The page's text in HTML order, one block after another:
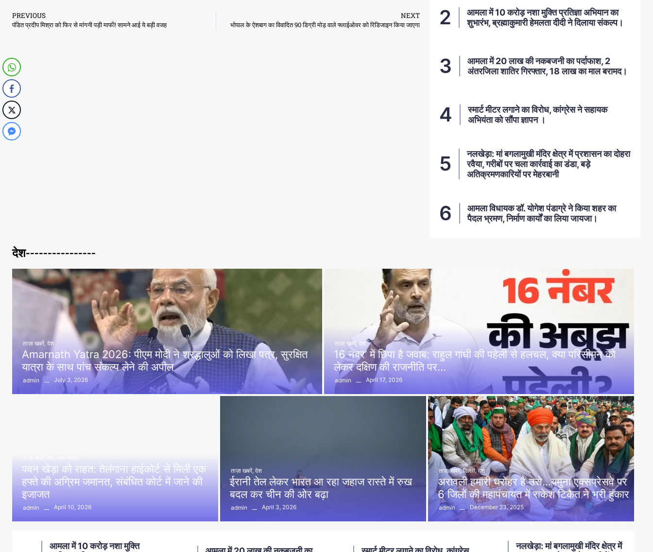
PREVIOUS
पंडित प्रदीप मिश्रा को फिर से मांगनी पड़ी माफी! सामने आई ये बड़ी वजह
NEXT
भोपाल के ऐशबाग का विवादित 90 डिग्री मोड़ वाले फ्लाईओवर को रिडिजाइन किया जाएगा
आमला में 10 करोड़ नशा मुक्ति प्रतिज्ञा अभियान का
शुभारंभ, ब्रह्माकुमारी हेमलता दीदी ने दिलाया संकल्प।
आमला में 20 लाख की नकबजनी का पर्दाफाश, 2
अंतरजिला शातिर गिरफ्तार, 18 लाख का माल बरामद।
स्मार्ट मीटर लगाने का विरोध, कांग्रेस ने सहायक
अभियंता को सौंपा ज्ञापन ।
नलखेड़ा: मां बगलामुखी मंदिर क्षेत्र में प्रशासन का दोहरा
रवैया, गरीबों पर चला कार्रवाई का डंडा, बड़े
अतिक्रमणकारियों पर मेहरबानी
आमला विधायक डॉ. योगेश पंडाग्रे ने किया शहर का
पैदल भ्रमण, निर्माण कार्यों का लिया जायजा।
देश----------------
ताज़ा खबरें देश
Amarnath Yatra 2026: पीएम मोदी ने श्रद्धालुओं को लिखा पत्र, सुरक्षित
यात्रा के साथ पांच संकल्प लेने की अपील
admin July 3, 2026
ताज़ा खबरें देश
16 नंबर’ में छिपा है जवाब: राहुल गांधी की पहेली से हलचल, क्या परिसीमन को
लेकर दक्षिण की राजनीति पर…
admin April 17, 2026
पवन खेड़ा को राहत: तेलंगाना हाईकोर्ट से मिली एक
हफ्ते की अग्रिम जमानत, संबंधित कोर्ट में जाने की
इजाजत
admin April 10, 2026
ताज़ा खबरें, देश
ईरानी तेल लेकर भारत आ रहा जहाज रास्ते में रुख
बदल कर चीन की ओर बढ़ा
admin April 3, 2026
ताज़ा खबरें, दिल्ली, देश
अरावली हमारी धरोहर है उसे…यमुना एक्सप्रेसवे पर
6 जिलों की महापंचायत में राकेश टिकैत ने भरी हुंकार
admin December 23, 2025
आमला में 10 करोड़ नशा मुक्ति
नलखेड़ा: मां बगलामुखी मंदिर क्षेत्र में